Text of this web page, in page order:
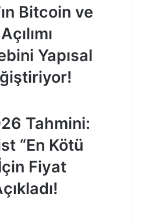
Bitcoin ve
Yapısal
Tahmini:
“En Kötü
Fiyat